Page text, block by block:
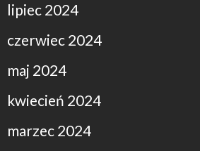
lipiec 2024
czerwiec 2024
maj 2024
kwiecień 2024
marzec 2024